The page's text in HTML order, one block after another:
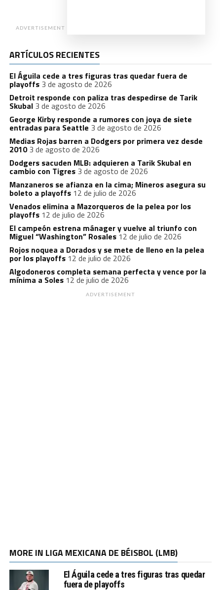
ADVERTISEMENT
ARTÍCULOS RECIENTES
El Águila cede a tres figuras tras quedar fuera de
playoffs 3 de agosto de 2026
Detroit responde con paliza tras despedirse de Tarik
Skubal 3 de agosto de 2026
George Kirby responde a rumores con joya de siete
entradas para Seattle 3 de agosto de 2026
Medias Rojas barren a Dodgers por primera vez desde
2010 3 de agosto de 2026
Dodgers sacuden MLB: adquieren a Tarik Skubal en
cambio con Tigres 3 de agosto de 2026
Manzaneros se afianza en la cima; Mineros asegura su
boleto a playoffs 12 de julio de 2026
Venados elimina a Mazorqueros de la pelea por los
playoffs 12 de julio de 2026
El campeón estrena mánager y vuelve al triunfo con
Miguel “Washington” Rosales 12 de julio de 2026
Rojos noquea a Dorados y se mete de lleno en la pelea
por los playoffs 12 de julio de 2026
Algodoneros completa semana perfecta y vence por la
mínima a Soles 12 de julio de 2026
ADVERTISEMENT
MORE IN LIGA MEXICANA DE BÉISBOL (LMB)
El Águila cede a tres figuras tras quedar
fuera de playoffs